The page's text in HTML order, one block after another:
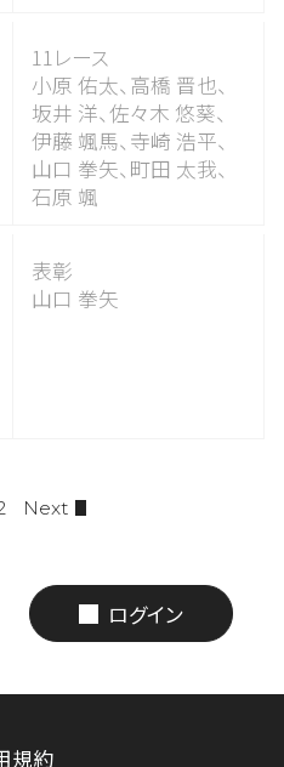
11レース
小原 佑太、 高橋 晋也、
坂井 洋、佐々木 悠葵、
伊藤 颯馬、 寺崎 浩平、
山口 拳矢、 町田 太我、
石原 颯
表彰
山口 拳矢
Next
ログイン
規約